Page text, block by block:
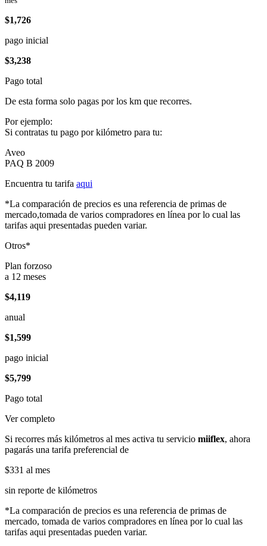
$1,726
pago inicial
$3,238
Pago total
De esta forma solo pagas por los km que recorres.
Por ejemplo:
Si contratas tu pago por kilómetro para tu:
Aveo
PAQ B 2009
Encuentra tu tarifa aqui
*La comparación de precios es una referencia de primas de
mercado,tomada de varios compradores en línea por lo cual las
tarifas aqui presentadas pueden variar.
Otros*
Plan forzoso
a 12 meses
$4,119
anual
$1,599
pago inicial
$5,799
Pago total
Ver completo
Si recorres más kilómetros al mes activa tu servicio miiflex, ahora
pagarás una tarifa preferencial de
$331 al mes
sin reporte de kilómetros
*La comparación de precios es una referencia de primas de
mercado, tomada de varios compradores en línea por lo cual las
tarifas aqui presentadas pueden variar.